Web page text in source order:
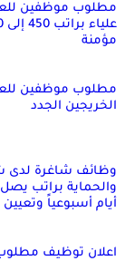
مطلوب موظفين
مؤمنة
مطلوب موظفين
الخريجين الجدد
وظائف شاغرة لدى
أيام أسبوعياً
اعلان توظيف